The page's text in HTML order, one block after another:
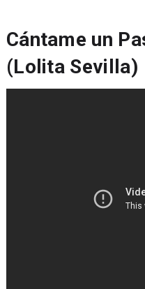
Cántame un
(Lolita Sevilla)